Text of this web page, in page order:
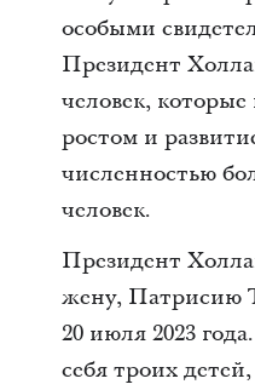
особыми
Президент
человек,
ростом и
численностью
человек.
Президент
жену, Патрисию
20 июля 2023
себя троих